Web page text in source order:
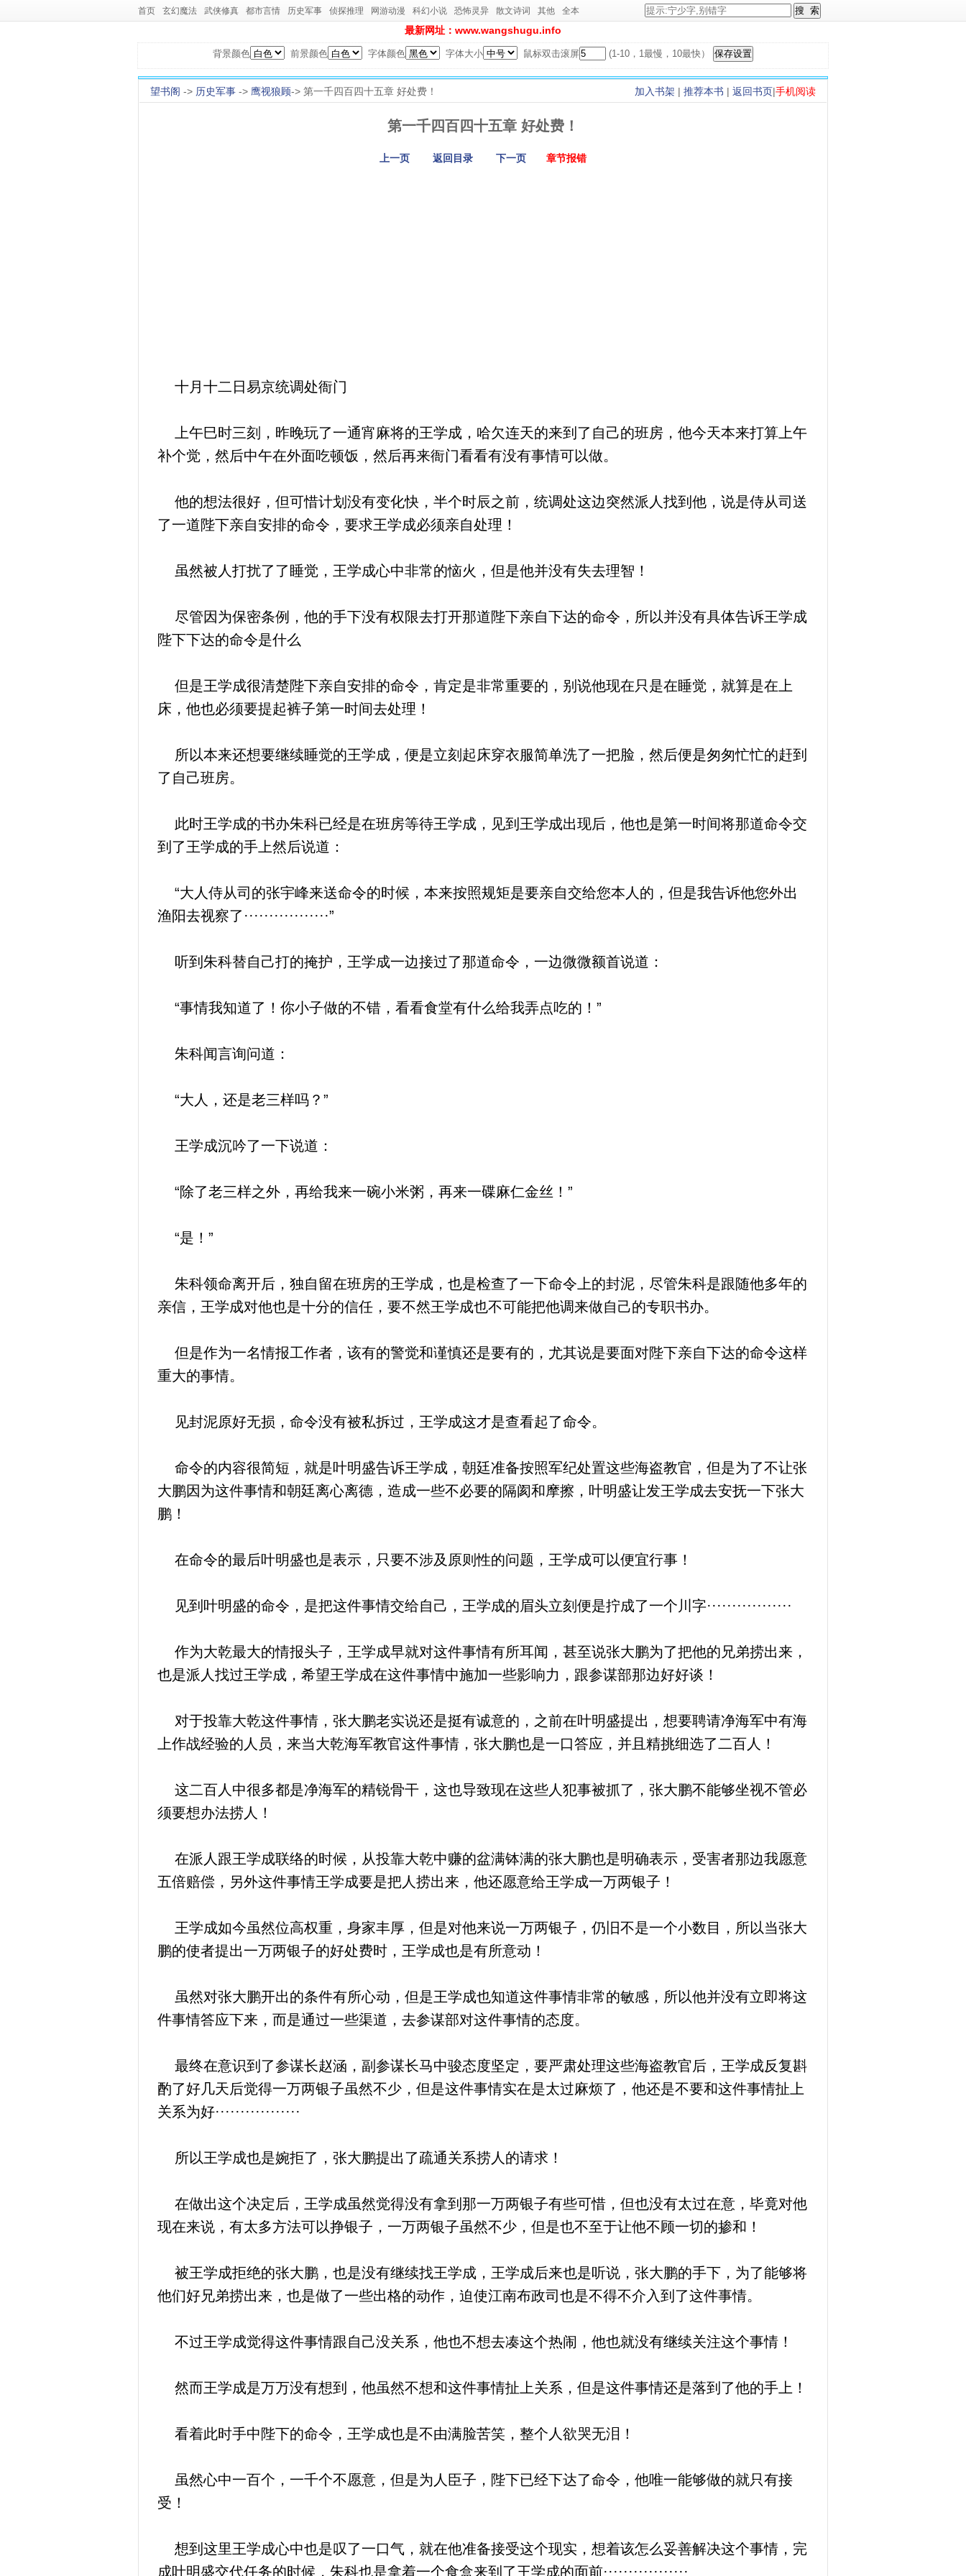
首页 玄幻魔法 武侠修真 都市言情 历史军事 侦探推理 网游动漫 科幻小说 恐怖灵异 散文诗词 其他 全本
最新网址：www.wangshugu.info
背景颜色 前景颜色 字体颜色 字体大小 鼠标双击滚屏 (1-10，1最慢，10最快）
加入书架 | 推荐本书 | 返回书页|手机阅读
望书阁 -> 历史军事 -> 鹰视狼顾-> 第一千四百四十五章 好处费！
第一千四百四十五章 好处费！
上一页 返回目录 下一页 章节报错
十月十二日易京统调处衙门
上午巳时三刻，昨晚玩了一通宵麻将的王学成，哈欠连天的来到了自己的班房，他今天本来打算上午
补个觉，然后中午在外面吃顿饭，然后再来衙门看看有没有事情可以做。
他的想法很好，但可惜计划没有变化快，半个时辰之前，统调处这边突然派人找到他，说是侍从司送
了一道陛下亲自安排的命令，要求王学成必须亲自处理！
虽然被人打扰了了睡觉，王学成心中非常的恼火，但是他并没有失去理智！
尽管因为保密条例，他的手下没有权限去打开那道陛下亲自下达的命令，所以并没有具体告诉王学成
陛下下达的命令是什么
但是王学成很清楚陛下亲自安排的命令，肯定是非常重要的，别说他现在只是在睡觉，就算是在上
床，他也必须要提起裤子第一时间去处理！
所以本来还想要继续睡觉的王学成，便是立刻起床穿衣服简单洗了一把脸，然后便是匆匆忙忙的赶到
了自己班房。
此时王学成的书办朱科已经是在班房等待王学成，见到王学成出现后，他也是第一时间将那道命令交
到了王学成的手上然后说道：
“大人侍从司的张宇峰来送命令的时候，本来按照规矩是要亲自交给您本人的，但是我告诉他您外出
渔阳去视察了·················”
听到朱科替自己打的掩护，王学成一边接过了那道命令，一边微微额首说道：
“事情我知道了！你小子做的不错，看看食堂有什么给我弄点吃的！”
朱科闻言询问道：
“大人，还是老三样吗？”
王学成沉吟了一下说道：
“除了老三样之外，再给我来一碗小米粥，再来一碟麻仁金丝！”
“是！”
朱科领命离开后，独自留在班房的王学成，也是检查了一下命令上的封泥，尽管朱科是跟随他多年的
亲信，王学成对他也是十分的信任，要不然王学成也不可能把他调来做自己的专职书办。
但是作为一名情报工作者，该有的警觉和谨慎还是要有的，尤其说是要面对陛下亲自下达的命令这样
重大的事情。
见封泥原好无损，命令没有被私拆过，王学成这才是查看起了命令。
命令的内容很简短，就是叶明盛告诉王学成，朝廷准备按照军纪处置这些海盗教官，但是为了不让张
大鹏因为这件事情和朝廷离心离德，造成一些不必要的隔阂和摩擦，叶明盛让发王学成去安抚一下张大
鹏！
在命令的最后叶明盛也是表示，只要不涉及原则性的问题，王学成可以便宜行事！
见到叶明盛的命令，是把这件事情交给自己，王学成的眉头立刻便是拧成了一个川字·················
作为大乾最大的情报头子，王学成早就对这件事情有所耳闻，甚至说张大鹏为了把他的兄弟捞出来，
也是派人找过王学成，希望王学成在这件事情中施加一些影响力，跟参谋部那边好好谈！
对于投靠大乾这件事情，张大鹏老实说还是挺有诚意的，之前在叶明盛提出，想要聘请净海军中有海
上作战经验的人员，来当大乾海军教官这件事情，张大鹏也是一口答应，并且精挑细选了二百人！
这二百人中很多都是净海军的精锐骨干，这也导致现在这些人犯事被抓了，张大鹏不能够坐视不管必
须要想办法捞人！
在派人跟王学成联络的时候，从投靠大乾中赚的盆满钵满的张大鹏也是明确表示，受害者那边我愿意
五倍赔偿，另外这件事情王学成要是把人捞出来，他还愿意给王学成一万两银子！
王学成如今虽然位高权重，身家丰厚，但是对他来说一万两银子，仍旧不是一个小数目，所以当张大
鹏的使者提出一万两银子的好处费时，王学成也是有所意动！
虽然对张大鹏开出的条件有所心动，但是王学成也知道这件事情非常的敏感，所以他并没有立即将这
件事情答应下来，而是通过一些渠道，去参谋部对这件事情的态度。
最终在意识到了参谋长赵涵，副参谋长马中骏态度坚定，要严肃处理这些海盗教官后，王学成反复斟
酌了好几天后觉得一万两银子虽然不少，但是这件事情实在是太过麻烦了，他还是不要和这件事情扯上
关系为好·················
所以王学成也是婉拒了，张大鹏提出了疏通关系捞人的请求！
在做出这个决定后，王学成虽然觉得没有拿到那一万两银子有些可惜，但也没有太过在意，毕竟对他
现在来说，有太多方法可以挣银子，一万两银子虽然不少，但是也不至于让他不顾一切的掺和！
被王学成拒绝的张大鹏，也是没有继续找王学成，王学成后来也是听说，张大鹏的手下，为了能够将
他们好兄弟捞出来，也是做了一些出格的动作，迫使江南布政司也是不得不介入到了这件事情。
不过王学成觉得这件事情跟自己没关系，他也不想去凑这个热闹，他也就没有继续关注这个事情！
然而王学成是万万没有想到，他虽然不想和这件事情扯上关系，但是这件事情还是落到了他的手上！
看着此时手中陛下的命令，王学成也是不由满脸苦笑，整个人欲哭无泪！
虽然心中一百个，一千个不愿意，但是为人臣子，陛下已经下达了命令，他唯一能够做的就只有接
受！
想到这里王学成心中也是叹了一口气，就在他准备接受这个现实，想着该怎么妥善解决这个事情，完
成叶明盛交代任务的时候，朱科也是拿着一个食盒来到了王学成的面前·················